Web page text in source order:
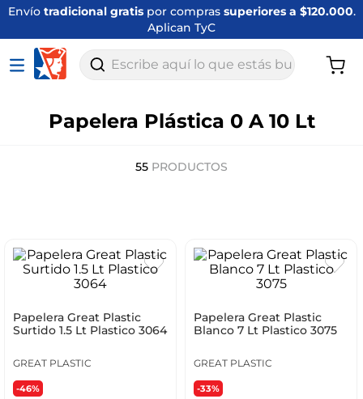
Envío tradicional gratispor compras superiores a $120.000.
Aplican TyC
Escribe aquí lo que estás buscando
Papelera Plástica 0 A 10 Lt
55 PRODUCTOS
Papelera Great Plastic
Surtido 1.5 Lt Plastico 3064
GREAT PLASTIC
-46%
Papelera Great Plastic
Blanco 7 Lt Plastico 3075
GREAT PLASTIC
-33%